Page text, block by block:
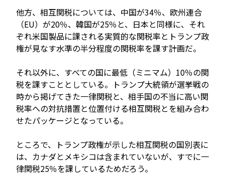
他方、相互関税については、中国が34％、欧州連合
（EU）が20％、韓国が25％と、日本と同様に、それ
ぞれ米国製品に課される実質的な関税率とトランプ政
権が見なす水準の半分程度の関税率を課す計画だ。
それ以外に、すべての国に最低（ミニマム）10％の関
税を課すこととしている。トランプ大統領が選挙戦の
時から掲げてきた一律関税と、相手国の不当に高い関
税率への対抗措置と位置付ける相互関税とを組み合わ
せたパッケージとなっている。
ところで、トランプ政権が示した相互関税の国別表に
は、カナダとメキシコは含まれていないが、すでに一
律関税25％を課しているためだろう。